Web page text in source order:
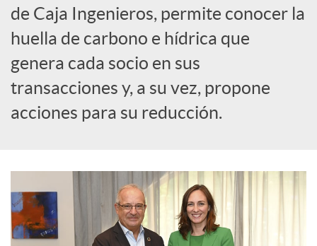
i
a
l
s
de Caja Ingenieros, permite conocer la
huella de carbono e hídrica que
genera cada socio en sus
transacciones y, a su vez, propone
acciones para su reducción.